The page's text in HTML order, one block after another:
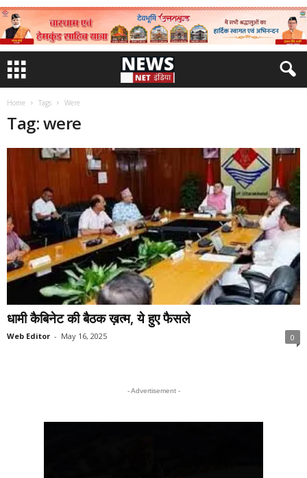
Home Tags Were
Tag: were
धामी कैबिनेट की बैठक ख़त्म, ये हुए फैसले
Web Editor - May 16, 2025 0
- Advertisement -